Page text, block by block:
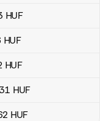
HUF
HUF
HUF
HUF
HUF